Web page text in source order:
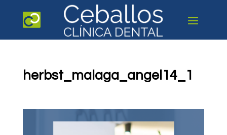
herbst_malaga_angel14_1